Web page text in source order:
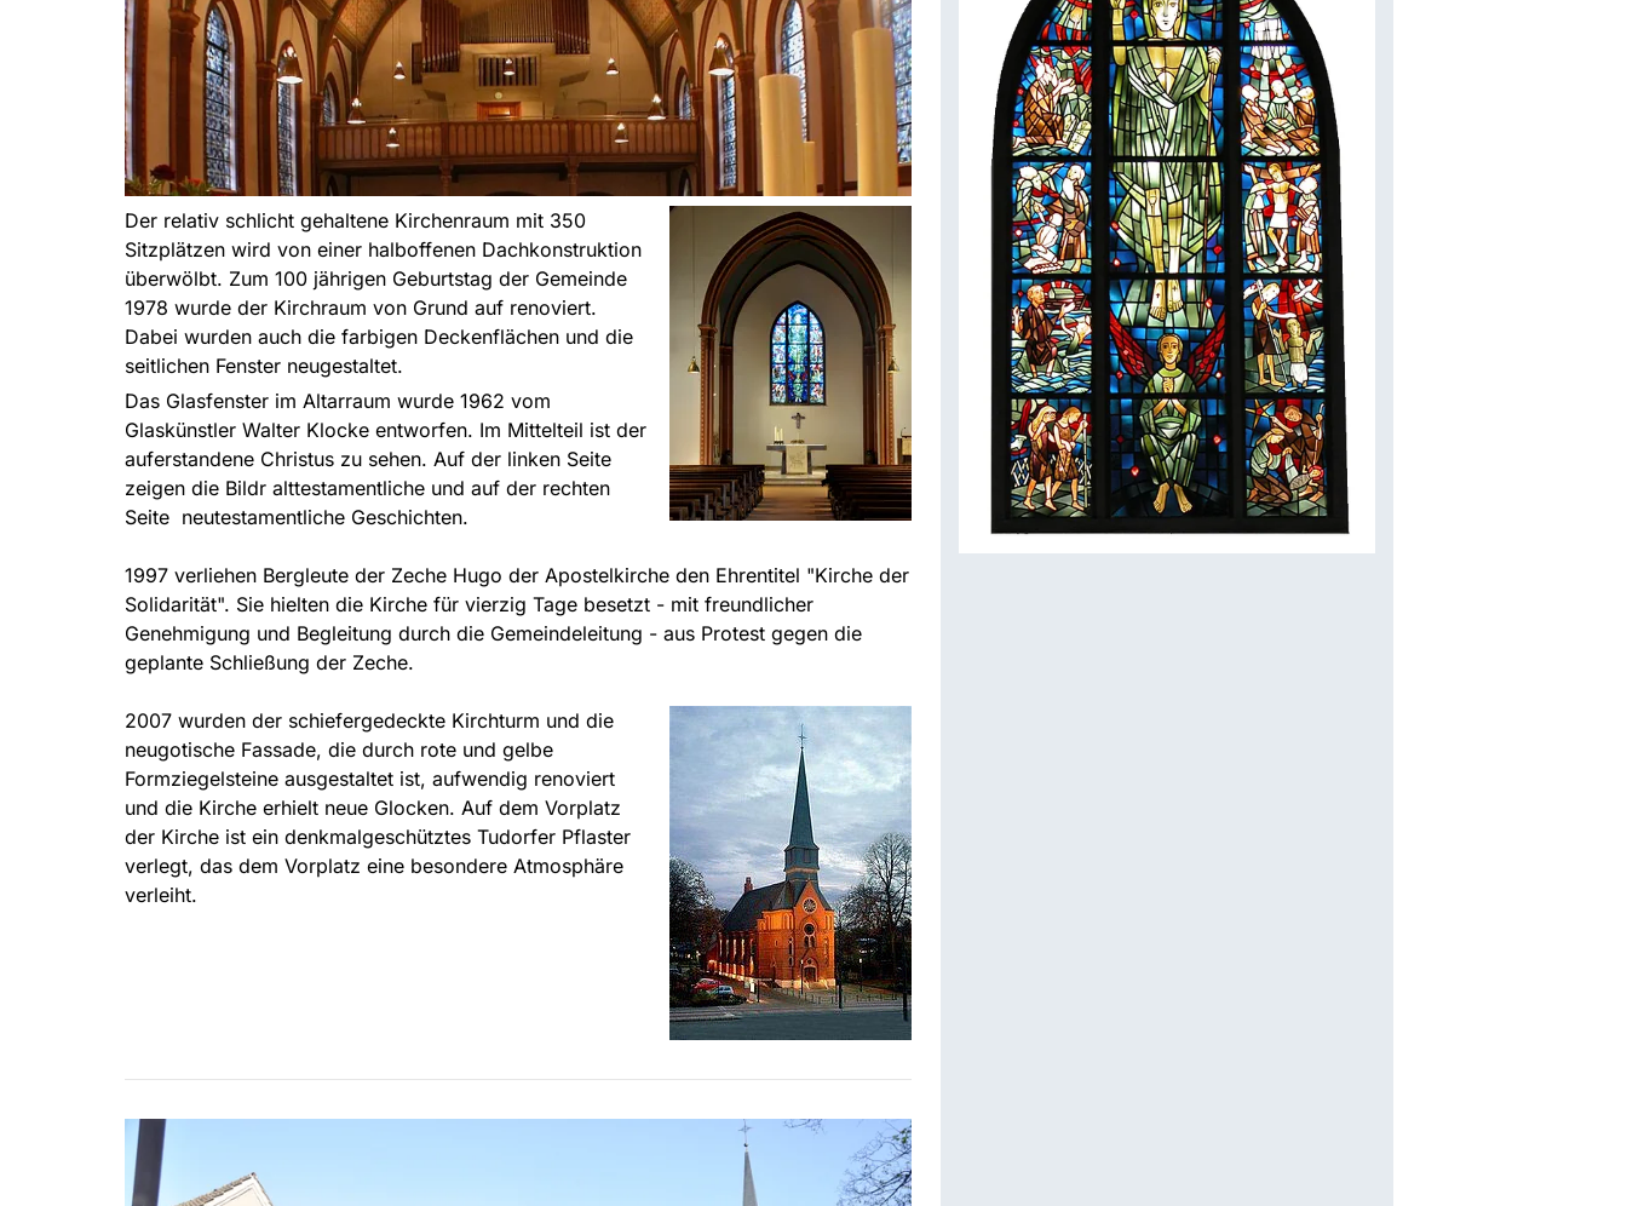
Der relativ schlicht gehaltene Kirchenraum mit 350
Sitzplätzen wird von einer halboffenen Dachkonstruktion
überwölbt. Zum 100 jährigen Geburtstag der Gemeinde
1978 wurde der Kirchraum von Grund auf renoviert.
Dabei wurden auch die farbigen Deckenflächen und die
seitlichen Fenster neugestaltet.
Das Glasfenster im Altarraum wurde 1962 vom
Glaskünstler Walter Klocke entworfen. Im Mittelteil ist der
auferstandene Christus zu sehen. Auf der linken Seite
zeigen die Bildr alttestamentliche und auf der rechten
Seite neutestamentliche Geschichten.
1997 verliehen Bergleute der Zeche Hugo der Apostelkirche den Ehrentitel "Kirche der
Solidarität". Sie hielten die Kirche für vierzig Tage besetzt - mit freundlicher
Genehmigung und Begleitung durch die Gemeindeleitung - aus Protest gegen die
geplante Schließung der Zeche.
2007 wurden der schiefergedeckte Kirchturm und die
neugotische Fassade, die durch rote und gelbe
Formziegelsteine ausgestaltet ist, aufwendig renoviert
und die Kirche erhielt neue Glocken. Auf dem Vorplatz
der Kirche ist ein denkmalgeschütztes Tudorfer Pflaster
verlegt, das dem Vorplatz eine besondere Atmosphäre
verleiht.